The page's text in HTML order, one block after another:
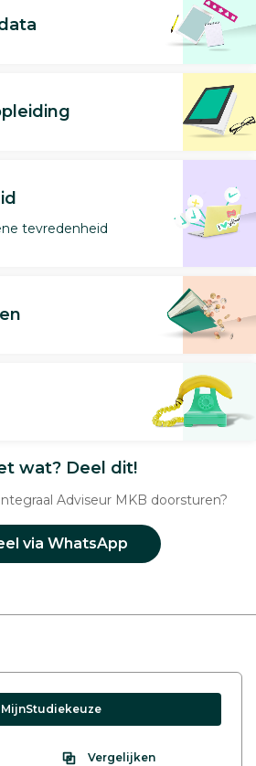
tevredenheid
wat? Deel dit!
Adviseur MKB doorsturen?
via WhatsApp
MijnStudiekeuze
Vergelijken